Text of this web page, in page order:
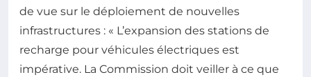
de vue sur le déploiement de nouvelles
infrastructures : « L’expansion des stations de
recharge pour véhicules électriques est
impérative. La Commission doit veiller à ce que